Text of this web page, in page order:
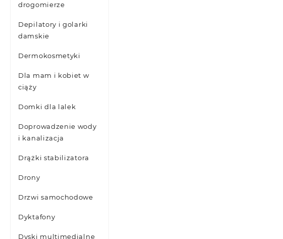
drogomierze
Depilatory i golarki
damskie
Dermokosmetyki
Dla mam i kobiet w
ciąży
Domki dla lalek
Doprowadzenie wody
i kanalizacja
Drążki stabilizatora
Drony
Drzwi samochodowe
Dyktafony
Dyski multimedialne